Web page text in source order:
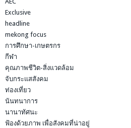
Exclusive
headline
mekong focus
การศึกษา-เกษตรกร
กีฬา
คุณภาพชีวิต-สิ่งแวดล้อม
จับกระแสสังคม
ท่องเที่ยว
นันทนาการ
นานาทัศนะ
ฟ้องด้วยภาพ เพื่อสังคมที่น่าอยู่